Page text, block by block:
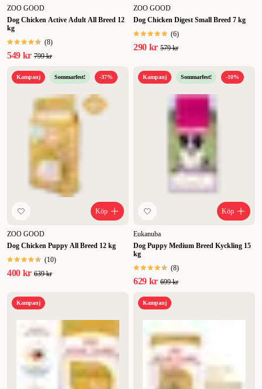
ZOO GOOD
Dog Chicken Active Adult All Breed 12
kg
(8)
549 kr 799 kr
ZOO GOOD
Dog Chicken Digest Small Breed 7 kg
(6)
290 kr 579 kr
Kampanj Sommarfest! -37%
Köp
ZOO GOOD
Dog Chicken Puppy All Breed 12 kg
(10)
400 kr 639 kr
Kampanj Sommarfest! -10%
Köp
Eukanuba
Dog Puppy Medium Breed Kyckling 15
kg
(8)
629 kr 699 kr
Kampanj Kampanj